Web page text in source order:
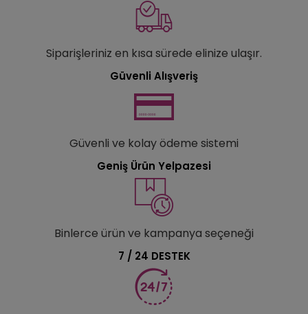
Siparişleriniz en kısa sürede elinize ulaşır.
Güvenli Alışveriş
Güvenli ve kolay ödeme sistemi
Geniş Ürün Yelpazesi
Binlerce ürün ve kampanya seçeneği
7 / 24 DESTEK